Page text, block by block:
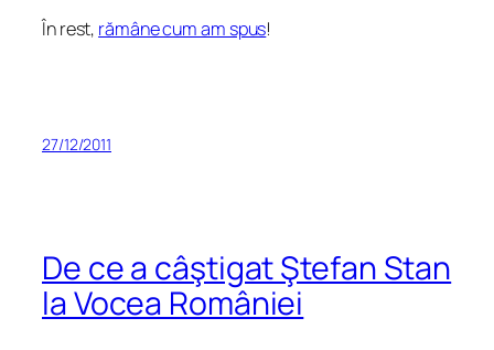
În rest, rămâne cum am spus!
27/12/2011
De ce a câştigat Ştefan Stan
la Vocea României